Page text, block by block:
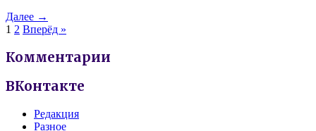
Далее →
1 2 Вперёд »
Комментарии
ВКонтакте
Редакция
Разное